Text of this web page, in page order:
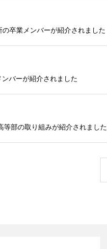
卒業メンバーが紹介されました
バーが紹介されました
部の取り組みが紹介されました